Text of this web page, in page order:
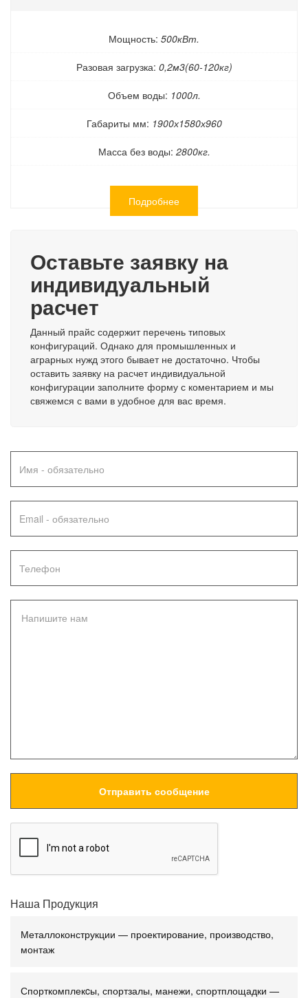
Мощность: 500кВт.
Разовая загрузка: 0,2м3(60-120кг)
Объем воды: 1000л.
Габариты мм: 1900х1580х960
Масса без воды: 2800кг.
Подробнее
Оставьте заявку на
индивидуальный
расчет
Данный прайс содержит перечень типовых
конфигураций. Однако для промышленных и
аграрных нужд этого бывает не достаточно. Чтобы
оставить заявку на расчет индивидуальной
конфигурации заполните форму с коментарием и мы
свяжемся с вами в удобное для вас время.
Наша Продукция
Металлоконструкции — проектирование, производство,
монтаж
Спорткомплекcы, спортзалы, манежи, спортплощадки —